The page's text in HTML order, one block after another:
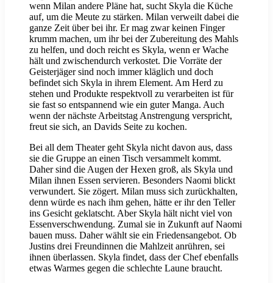
wenn Milan andere Pläne hat, sucht Skyla die Küche
auf, um die Meute zu stärken. Milan verweilt dabei die
ganze Zeit über bei ihr. Er mag zwar keinen Finger
krumm machen, um ihr bei der Zubereitung des Mahls
zu helfen, und doch reicht es Skyla, wenn er Wache
hält und zwischendurch verkostet. Die Vorräte der
Geisterjäger sind noch immer kläglich und doch
befindet sich Skyla in ihrem Element. Am Herd zu
stehen und Produkte respektvoll zu verarbeiten ist für
sie fast so entspannend wie ein guter Manga. Auch
wenn der nächste Arbeitstag Anstrengung verspricht,
freut sie sich, an Davids Seite zu kochen.
Bei all dem Theater geht Skyla nicht davon aus, dass
sie die Gruppe an einen Tisch versammelt kommt.
Daher sind die Augen der Hexen groß, als Skyla und
Milan ihnen Essen servieren. Besonders Naomi blickt
verwundert. Sie zögert. Milan muss sich zurückhalten,
denn würde es nach ihm gehen, hätte er ihr den Teller
ins Gesicht geklatscht. Aber Skyla hält nicht viel von
Essenverschwendung. Zumal sie in Zukunft auf Naomi
bauen muss. Daher wählt sie ein Friedensangebot. Ob
Justins drei Freundinnen die Mahlzeit anrühren, sei
ihnen überlassen. Skyla findet, dass der Chef ebenfalls
etwas Warmes gegen die schlechte Laune braucht.